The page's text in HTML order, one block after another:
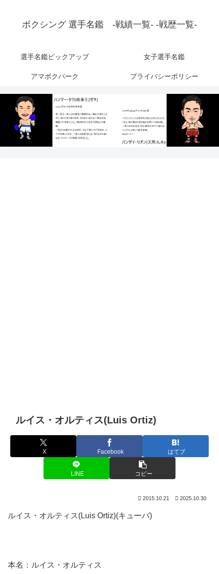
ボクシング 選手名鑑 -戦績一覧- -戦歴一覧-
選手名鑑ピックアップ 女子選手名鑑
アマボクパーク プライバシーポリシー
ルイス・オルティス(Luis Ortiz)
X Facebook はてブ
LINE コピー
2015.10.21 2025.10.30
ルイス・オルティス(Luis Ortiz)(キューバ)
本名：ルイス・オルティス